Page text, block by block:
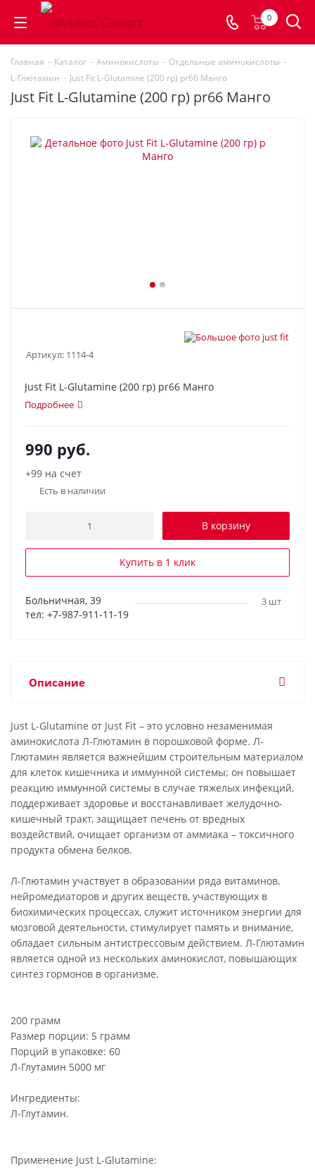
0
Главная - Каталог - Аминокислоты - Отдельные аминокислоты -
L-Глютамин - Just Fit L-Glutamine (200 гр) pr66 Манго
Just Fit L-Glutamine (200 гр) pr66 Манго
Артикул: 1114-4
Just Fit L-Glutamine (200 гр) pr66 Манго
Подробнее
990 руб.
+99 на счет
Есть в наличии
В корзину
Купить в 1 клик
Больничная, 39
тел: +7-987-911-11-19
3 шт
Описание
Just L-Glutamine от Just Fit – это условно незаменимая
аминокислота Л-Глютамин в порошковой форме. Л-
Глютамин является важнейшим строительным материалом
для клеток кишечника и иммунной системы; он повышает
реакцию иммунной системы в случае тяжелых инфекций,
поддерживает здоровье и восстанавливает желудочно-
кишечный тракт, защищает печень от вредных
воздействий, очищает организм от аммиака – токсичного
продукта обмена белков.
Л-Глютамин участвует в образовании ряда витаминов,
нейромедиаторов и других веществ, участвующих в
биохимических процессах, служит источником энергии для
мозговой деятельности, стимулирует память и внимание,
обладает сильным антистрессовым действием. Л-Глютамин
является одной из нескольких аминокислот, повышающих
синтез гормонов в организме.
200 грамм
Размер порции: 5 грамм
Порций в упаковке: 60
Л-Глутамин 5000 мг
Ингредиенты:
Л-Глутамин.
Применение Just L-Glutamine: